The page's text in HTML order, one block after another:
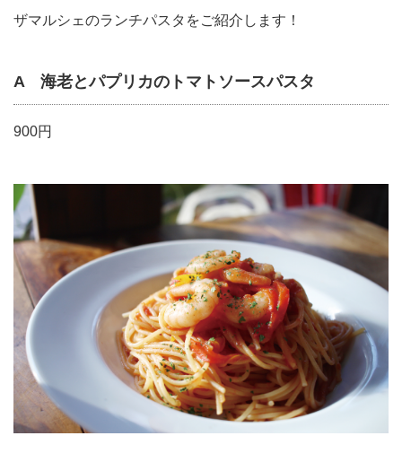
ザマルシェのランチパスタをご紹介します！
A 海老とパプリカのトマトソースパスタ
900円